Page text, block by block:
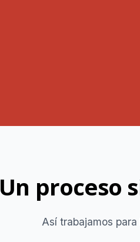
Un proceso
Así trabajamos